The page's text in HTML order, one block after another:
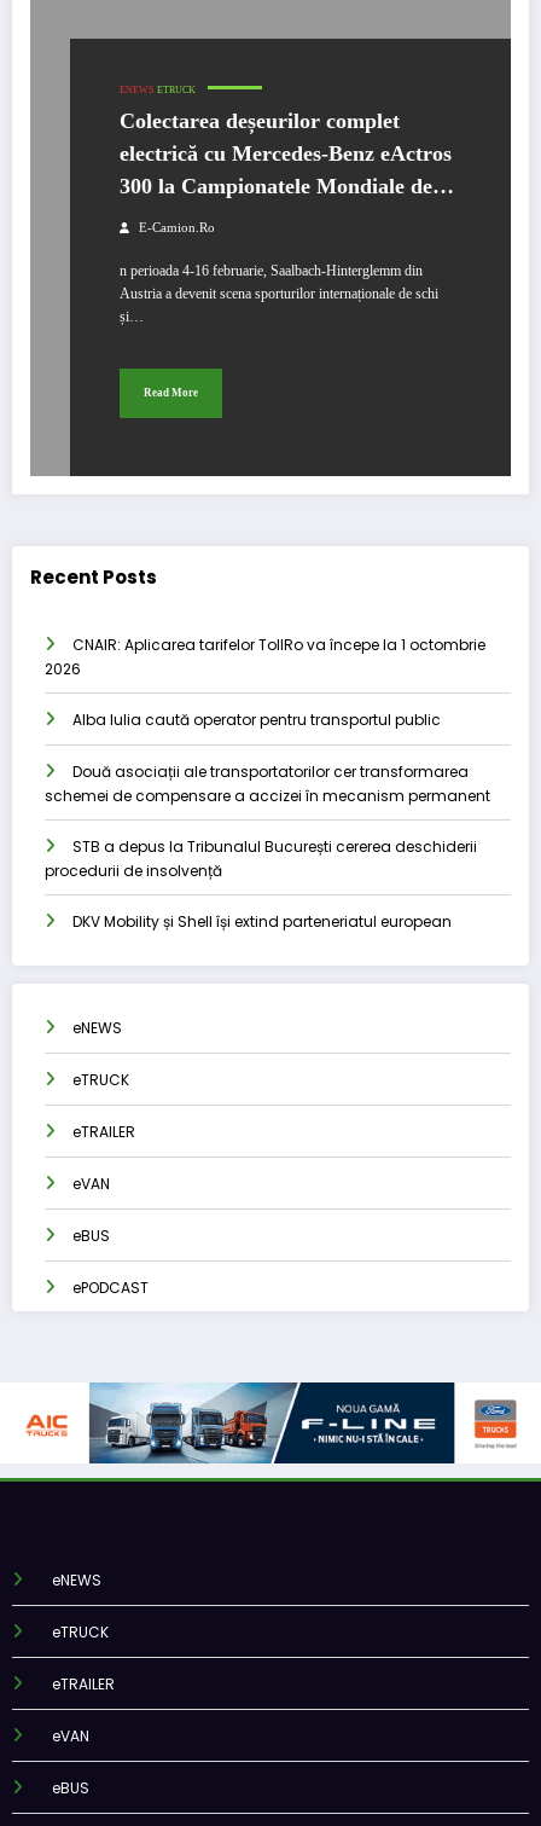
ENEWS ETRUCK
Colectarea deșeurilor complet
electrică cu Mercedes-Benz eActros
300 la Campionatele Mondiale de
schiE-Camion.ro
n perioada 4-16 februarie, Saalbach-Hinterglemm din
Austria a devenit scena sporturilor internaționale de schi
și…
Read More
Recent Posts
CNAIR: Aplicarea tarifelor TollRo va începe la 1 octombrie
2026
Alba Iulia caută operator pentru transportul public
Două asociații ale transportatorilor cer transformarea
schemei de compensare a accizei în mecanism permanent
STB a depus la Tribunalul București cererea deschiderii
procedurii de insolvență
DKV Mobility și Shell își extind parteneriatul european
eNEWS
eTRUCK
eTRAILER
eVAN
eBUS
ePODCAST
eNEWS
eTRUCK
eTRAILER
eVAN
eBUS